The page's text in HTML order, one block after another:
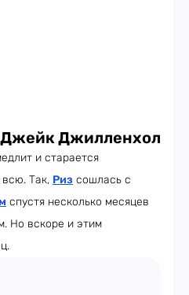
Джейк Джилленхол
и старается
Так, Риз сошлась с
спустя несколько месяцев
Но вскоре и этим